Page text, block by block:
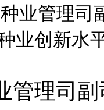
业管理
业创新水
管理司